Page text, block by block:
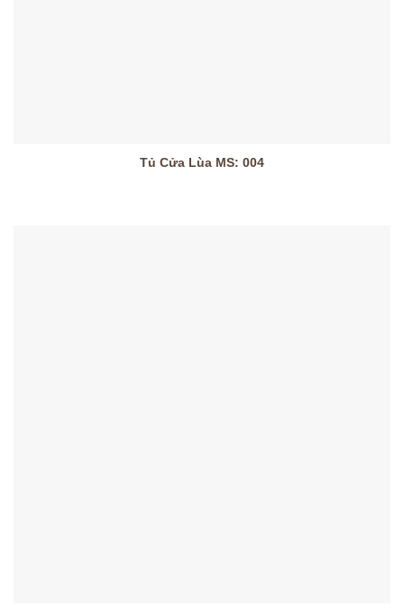
Tủ Cửa Lùa MS: 004